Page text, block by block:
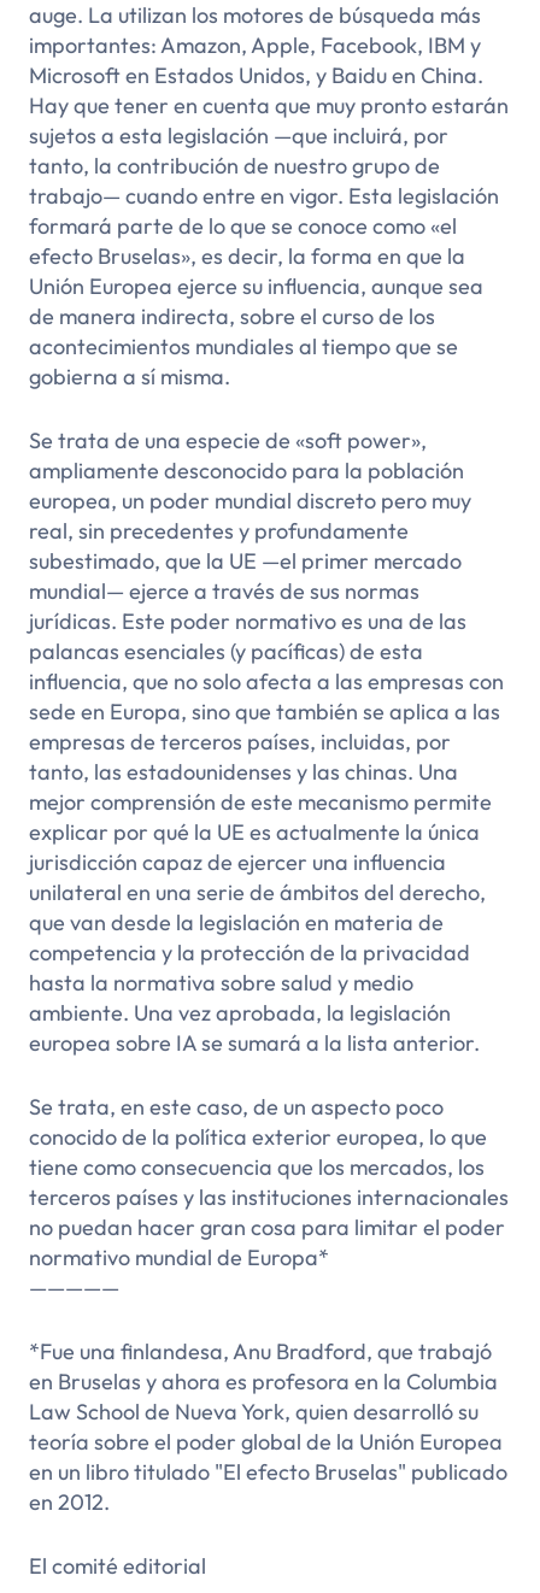
auge. La utilizan los motores de búsqueda más
importantes: Amazon, Apple, Facebook, IBM y
Microsoft en Estados Unidos, y Baidu en China.
Hay que tener en cuenta que muy pronto estarán
sujetos a esta legislación —que incluirá, por
tanto, la contribución de nuestro grupo de
trabajo— cuando entre en vigor. Esta legislación
formará parte de lo que se conoce como «el
efecto Bruselas», es decir, la forma en que la
Unión Europea ejerce su influencia, aunque sea
de manera indirecta, sobre el curso de los
acontecimientos mundiales al tiempo que se
gobierna a sí misma.
Se trata de una especie de «soft power»,
ampliamente desconocido para la población
europea, un poder mundial discreto pero muy
real, sin precedentes y profundamente
subestimado, que la UE —el primer mercado
mundial— ejerce a través de sus normas
jurídicas. Este poder normativo es una de las
palancas esenciales (y pacíficas) de esta
influencia, que no solo afecta a las empresas con
sede en Europa, sino que también se aplica a las
empresas de terceros países, incluidas, por
tanto, las estadounidenses y las chinas. Una
mejor comprensión de este mecanismo permite
explicar por qué la UE es actualmente la única
jurisdicción capaz de ejercer una influencia
unilateral en una serie de ámbitos del derecho,
que van desde la legislación en materia de
competencia y la protección de la privacidad
hasta la normativa sobre salud y medio
ambiente. Una vez aprobada, la legislación
europea sobre IA se sumará a la lista anterior.
Se trata, en este caso, de un aspecto poco
conocido de la política exterior europea, lo que
tiene como consecuencia que los mercados, los
terceros países y las instituciones internacionales
no puedan hacer gran cosa para limitar el poder
normativo mundial de Europa*
—————
*Fue una finlandesa, Anu Bradford, que trabajó
en Bruselas y ahora es profesora en la Columbia
Law School de Nueva York, quien desarrolló su
teoría sobre el poder global de la Unión Europea
en un libro titulado "El efecto Bruselas" publicado
en 2012.
El comité editorial